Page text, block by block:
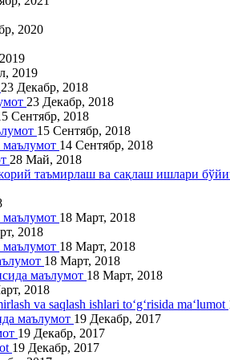
2020
2019
23 Декабр, 2018
23 Декабр, 2018
Сентябр, 2018
15 Сентябр, 2018
маълумот 14 Сентябр, 2018
28 Май, 2018
таъмирлаш ва сақлаш ишлари
маълумот 18 Март, 2018
2018
маълумот 18 Март, 2018
18 Март, 2018
маълумот 18 Март, 2018
2018
va saqlash ishlari to‘g‘risida ma‘lumot
маълумот 19 Декабр, 2017
19 Декабр, 2017
19 Декабр, 2017